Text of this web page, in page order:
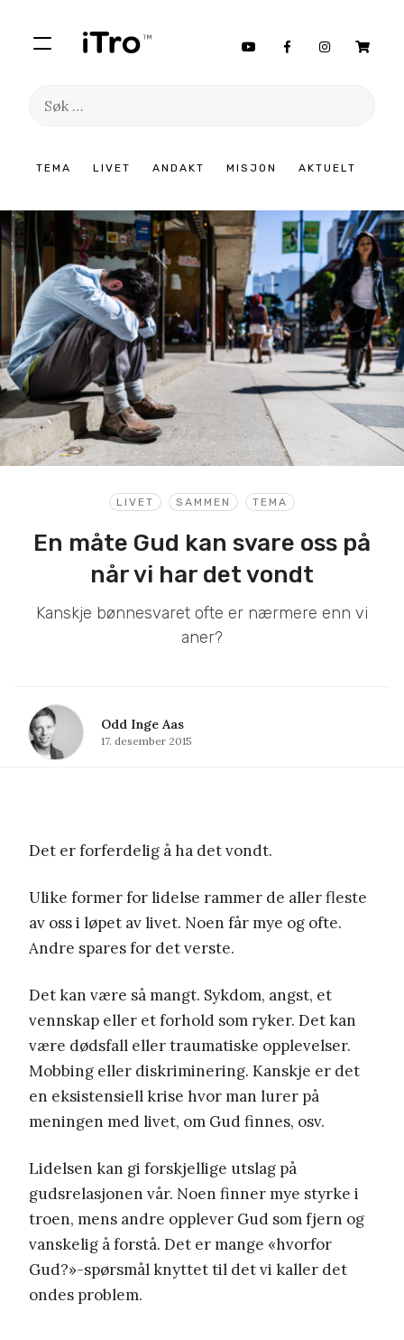
TEMA LIVET ANDAKT MISJON AKTUELT
Søk
innhold
LIVET SAMMEN TEMA
En måte Gud kan svare oss på
når vi har det vondt
Kanskje bønnesvaret ofte er nærmere enn vi
aner?
Odd Inge Aas
17. desember 2015
Det er forferdelig å ha det vondt.
Ulike former for lidelse rammer de aller fleste
av oss i løpet av livet. Noen får mye og ofte.
Andre spares for det verste.
Det kan være så mangt. Sykdom, angst, et
vennskap eller et forhold som ryker. Det kan
være dødsfall eller traumatiske opplevelser.
Mobbing eller diskriminering. Kanskje er det
en eksistensiell krise hvor man lurer på
meningen med livet, om Gud finnes, osv.
Lidelsen kan gi forskjellige utslag på
gudsrelasjonen vår. Noen finner mye styrke i
troen, mens andre opplever Gud som fjern og
vanskelig å forstå. Det er mange «hvorfor
Gud?»-spørsmål knyttet til det vi kaller det
ondes problem.